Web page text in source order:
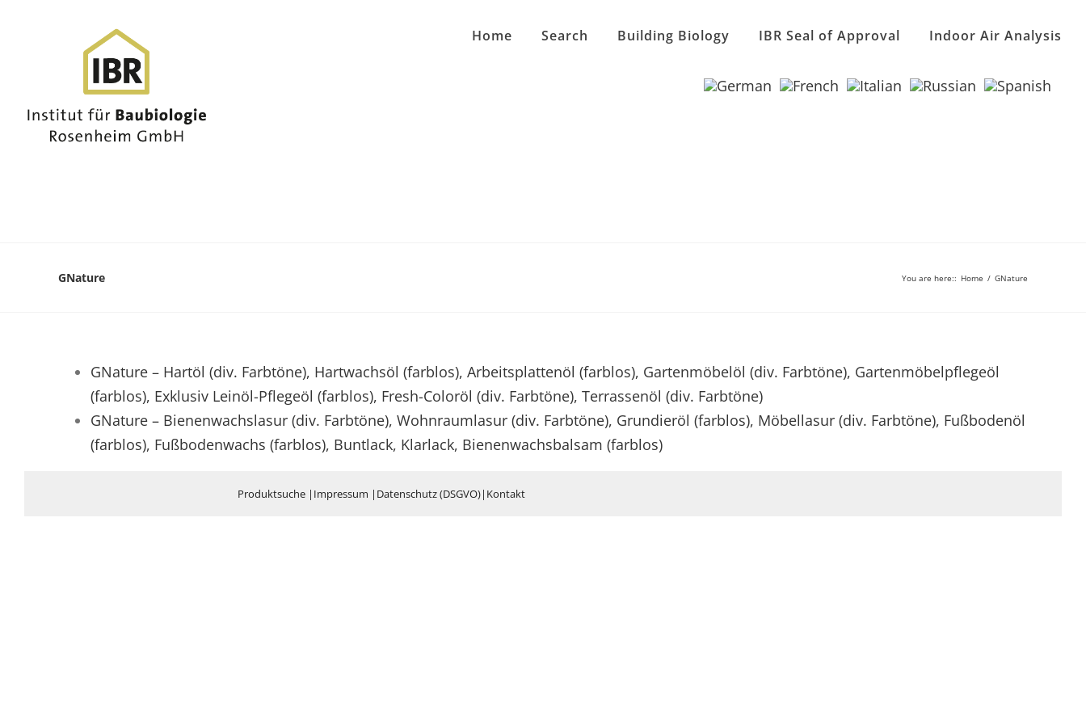
Home Search Building Biology IBR Seal of Approval Indoor Air Analysis
GNature You are here:: Home / GNature
GNature – Hartöl (div. Farbtöne), Hartwachsöl (farblos), Arbeitsplattenöl (farblos), Gartenmöbelöl (div. Farbtöne), Gartenmöbelpflegeöl
(farblos), Exklusiv Leinöl-Pflegeöl (farblos), Fresh-Coloröl (div. Farbtöne), Terrassenöl (div. Farbtöne)
GNature – Bienenwachslasur (div. Farbtöne), Wohnraumlasur (div. Farbtöne), Grundieröl (farblos), Möbellasur (div. Farbtöne), Fußbodenöl
(farblos), Fußbodenwachs (farblos), Buntlack, Klarlack, Bienenwachsbalsam (farblos)
Produktsuche| Impressum | Datenschutz (DSGVO)| Kontakt